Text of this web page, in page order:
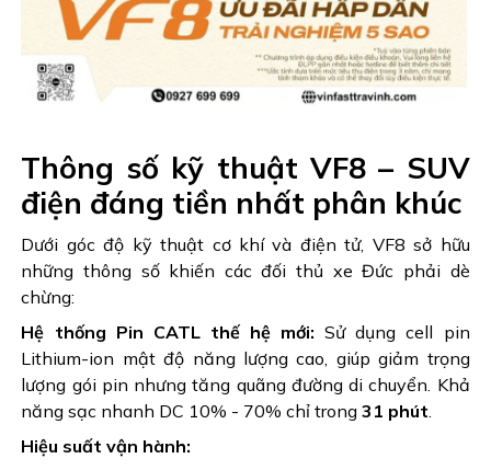
Thông số kỹ thuật VF8 – SUV
điện đáng tiền nhất phân khúc
Dưới góc độ kỹ thuật cơ khí và điện tử, VF8 sở hữu
những thông số khiến các đối thủ xe Đức phải dè
chừng:
Hệ thống Pin CATL thế hệ mới: Sử dụng cell pin
Lithium-ion mật độ năng lượng cao, giúp giảm trọng
lượng gói pin nhưng tăng quãng đường di chuyển. Khả
năng sạc nhanh DC 10% - 70% chỉ trong31 phút
Hiệu suất vận hành: